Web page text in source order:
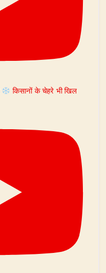
किसानों के चेहरे भी खिल